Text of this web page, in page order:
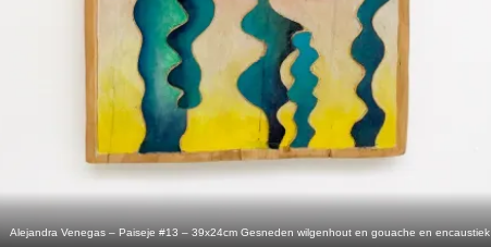
Alejandra Venegas – Paiseje #13 – 39x24cm Gesneden wilgenhout en gouache en encaustiek